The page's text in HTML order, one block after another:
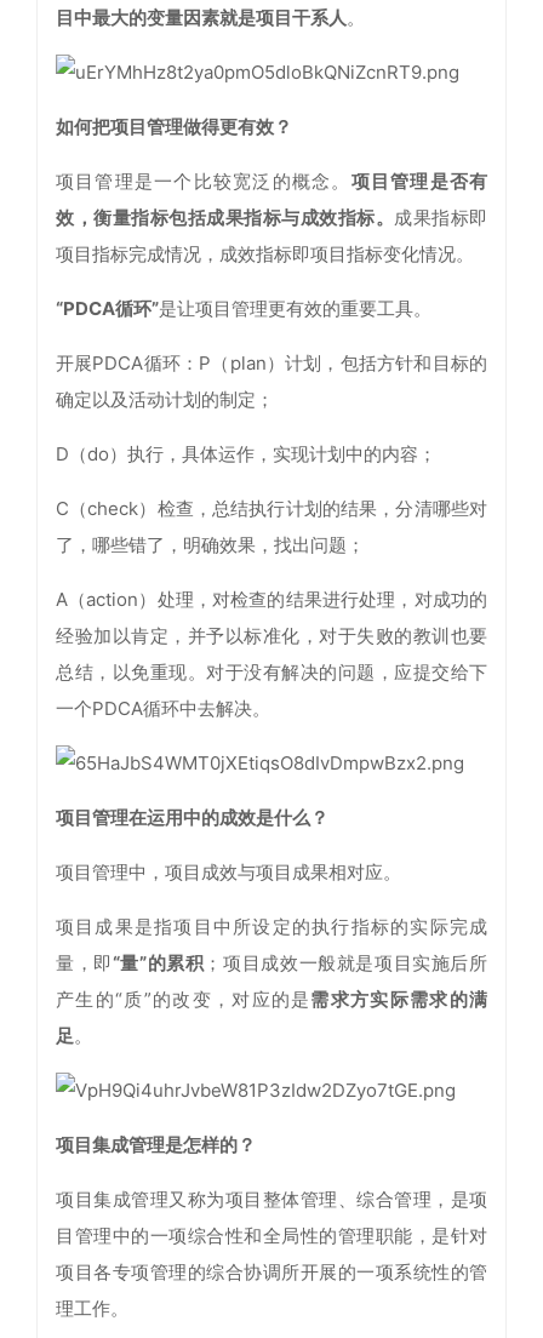
目中最大的变量因素就是项目干系人。
如何把项目管理做得更有效？
项目管理是一个比较宽泛的概念。 项目管理是否有
效，衡量指标包括成果指标与成效指标。 成果指标即
项目指标完成情况，成效指标即项目指标变化情况。
“PDCA循环”是让项目管理更有效的重要工具。
开展PDCA循环：P（plan）计划，包括方针和目标的
确定以及活动计划的制定；
D（do）执行，具体运作，实现计划中的内容；
C（check）检查，总结执行计划的结果，分清哪些对
了，哪些错了，明确效果，找出问题；
A（action）处理，对检查的结果进行处理，对成功的
经验加以肯定，并予以标准化，对于失败的教训也要
总结，以免重现。对于没有解决的问题，应提交给下
一个PDCA循环中去解决。
项目管理在运用中的成效是什么？
项目管理中，项目成效与项目成果相对应。
项目成果是指项目中所设定的执行指标的实际完成
量，即“量”的累积 ；项目成效一般就是项目实施后所
产生的“质”的改变，对应的是需求方实际需求的满
足。
项目集成管理是怎样的？
项目集成管理又称为项目整体管理、综合管理，是项
目管理中的一项综合性和全局性的管理职能，是针对
项目各专项管理的综合协调所开展的一项系统性的管
理工作。